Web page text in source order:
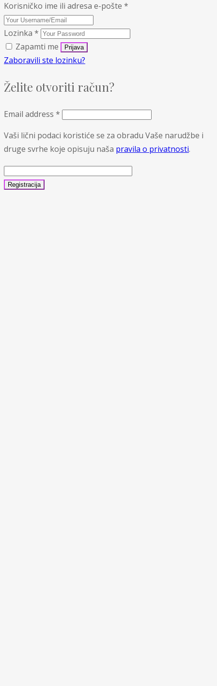
Korisničko ime ili adresa e-pošte *
Lozinka *
Zapamti me
Zaboravili ste lozinku?
Želite otvoriti račun?
Email address *
Vaši lični podaci koristiće se za obradu Vaše narudžbe i
druge svrhe koje opisuju naša pravila o privatnosti.